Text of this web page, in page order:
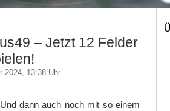
– Jetzt 12 Felder
2024, 13:38 Uhr
dann auch noch mit so einem